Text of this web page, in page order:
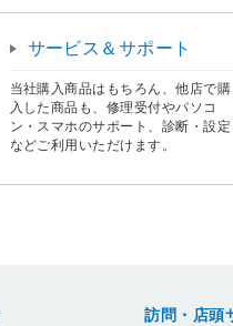
サービス＆サポート
当社購入商品はもちろん、他店で購
入した商品も、修理受付やパソコ
ン・スマホのサポート、診断・設定
などご利用いただけます。
訪問・店頭